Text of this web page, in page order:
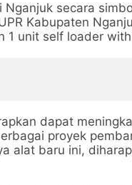
secara
Kabupaten
1 unit self loader
dapat
proyek
alat baru ini,